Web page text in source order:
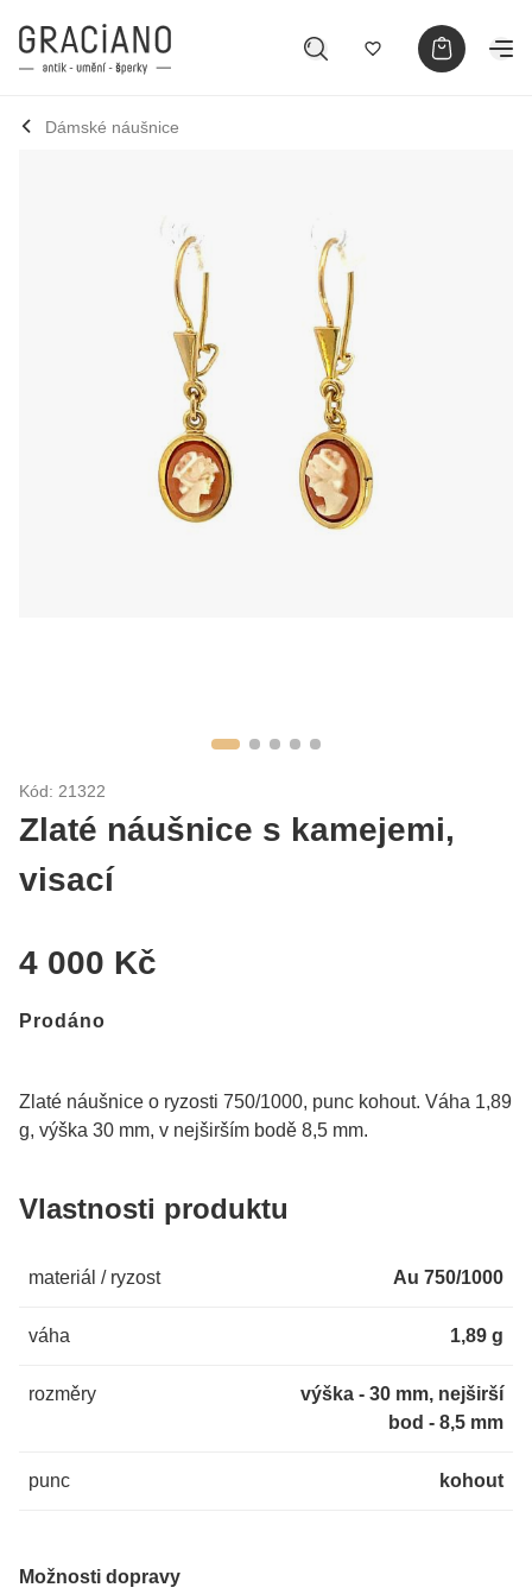
Dámské náušnice
Kód: 21322
Zlaté náušnice s kamejemi,
visací
4 000 Kč
Prodáno
Zlaté náušnice o ryzosti 750/1000, punc kohout. Váha 1,89
g, výška 30 mm, v nejširším bodě 8,5 mm.
Vlastnosti produktu
materiál / ryzost Au 750/1000
váha 1,89 g
rozměry
výška - 30 mm, nejširší
bod - 8,5 mm
punc kohout
Možnosti dopravy